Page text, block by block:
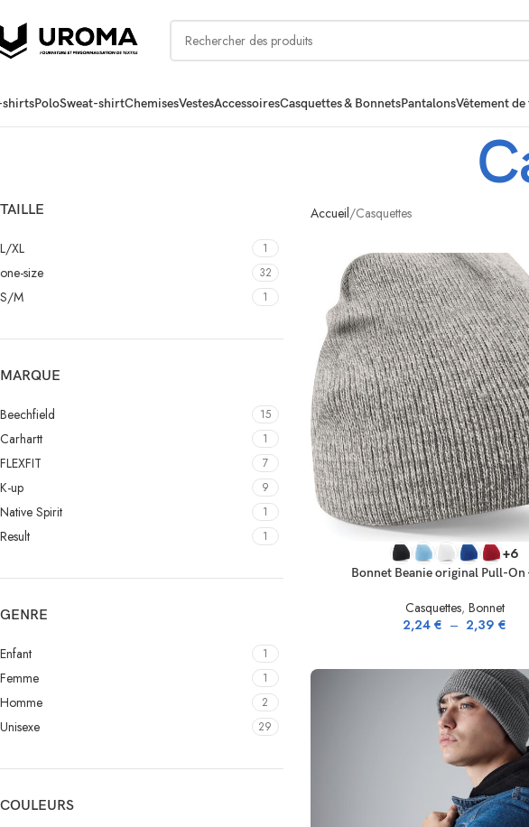
shirtsPoloSweat-shirtChemisesVestesAccessoiresCasquettes & BonnetsPantalonsVêtement
TAILLE
L/XL 1
one-size 32
S/M 1
MARQUE
Beechfield 15
Carhartt 1
FLEXFIT 7
K-up 9
Native Spirit 1
Result 1
GENRE
Enfant 1
Femme 1
Homme 2
Unisexe 29
COULEURS
Accueil Casquettes
CHOIX DES OPTIONS +6
Bonnet Beanie original Pull-On
Casquettes, Bonnet
2,24€ – 2,39€